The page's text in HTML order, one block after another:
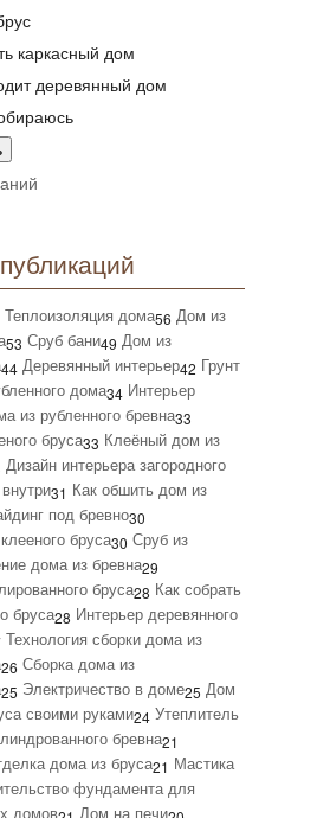
каркасный дом
деревянный дом
Теплоизоляция дома56 Дом из
53 Сруб бани49 Дом из
44 Деревянный интерьер42 Грунт
дома34 Интерьер
из рубленного бревна33
бруса33 Клеёный дом из
Дизайн интерьера загородного
31 Как обшить дом из
под бревно30
бруса30 Сруб из
дома из бревна29
бруса28 Как собрать
бруса28 Интерьер деревянного
Технология сборки дома из
26 Сборка дома из
25 Электричество в доме25 Дом
своими руками24 Утеплитель
бревна21
дома из бруса21 Мастика
фундамента для
домов Дом на печи